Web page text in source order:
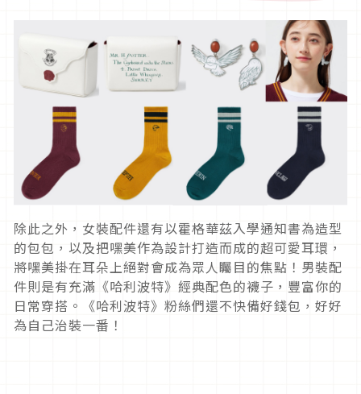
除此之外，女裝配件還有以霍格華茲入學通知書為造型
的包包，以及把嘿美作為設計打造而成的超可愛耳環，
將嘿美掛在耳朵上絕對會成為眾人矚目的焦點！男裝配
件則是有充滿 《哈利波特》經典配色的襪子，豐富你的
日常穿搭。《哈利波特》粉絲們還不快備好錢包，好好
為自己治裝一番！